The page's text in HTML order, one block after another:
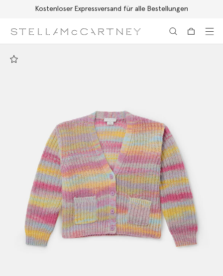
Kostenloser Expressversand für alle Bestellungen